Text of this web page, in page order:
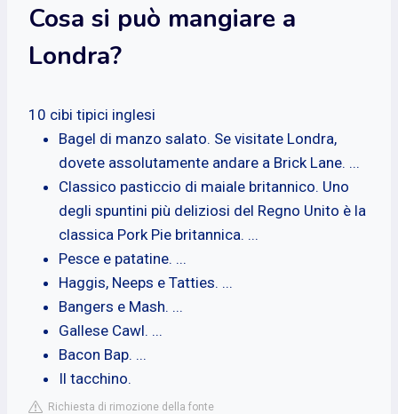
Cosa si può mangiare a
Londra?
10 cibi tipici inglesi
Bagel di manzo salato. Se visitate Londra,
dovete assolutamente andare a Brick Lane. ...
Classico pasticcio di maiale britannico. Uno
degli spuntini più deliziosi del Regno Unito è la
classica Pork Pie britannica. ...
Pesce e patatine. ...
Haggis, Neeps e Tatties. ...
Bangers e Mash. ...
Gallese Cawl. ...
Bacon Bap. ...
Il tacchino.
Richiesta di rimozione della fonte